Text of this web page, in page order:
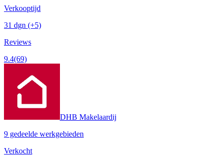
Verkooptijd
31 dgn (+5)
Reviews
9.4(69)
DHB Makelaardij
9 gedeelde werkgebieden
Verkocht